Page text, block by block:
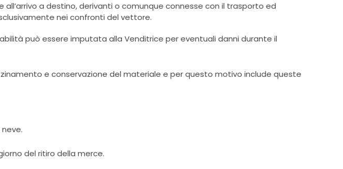
all’arrivo a destino, derivanti o comunque connesse con il trasporto ed
nei confronti del vettore.
può essere imputata alla Venditrice per eventuali danni durante il
e conservazione del materiale e per questo motivo include queste
del ritiro della merce.